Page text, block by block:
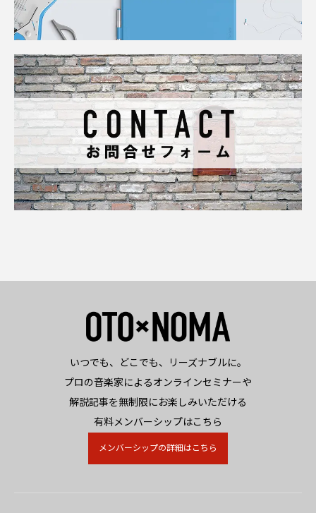
いつでも、どこでも、リーズナブルに。
プロの音楽家によるオンラインセミナーや
解説記事を無制限にお楽しみいただける
有料メンバーシップはこちら
メンバーシップの詳細はこちら